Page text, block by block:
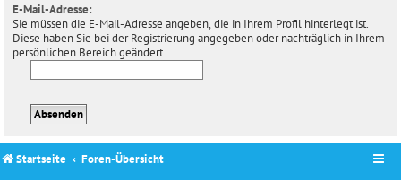
E-Mail-Adresse:
Sie müssen die E-Mail-Adresse angeben, die in Ihrem Profil hinterlegt ist.
Diese haben Sie bei der Registrierung angegeben oder nachträglich in Ihrem
persönlichen Bereich geändert.
Startseite Foren-Übersicht